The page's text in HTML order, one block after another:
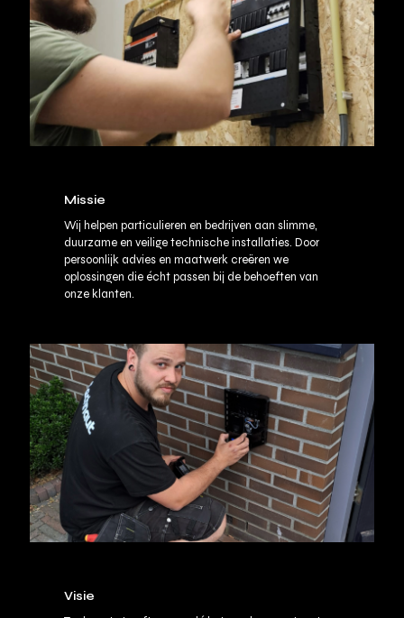
Missie
Wij helpen particulieren en bedrijven aan slimme,
duurzame en veilige technische installaties. Door
persoonlijk advies en maatwerk creëren we
oplossingen die écht passen bij de behoeften van
onze klanten.
Visie